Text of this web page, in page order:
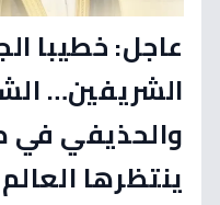
عاجل: خطيبا
الشريفين…
والحذيفي في
ينتظرها